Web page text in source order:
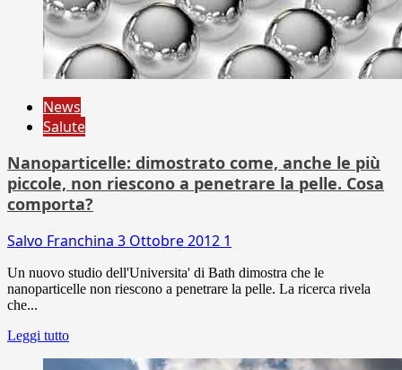
News
Salute
Nanoparticelle: dimostrato come, anche le più
piccole, non riescono a penetrare la pelle. Cosa
comporta?
Salvo Franchina 3 Ottobre 2012 1
Un nuovo studio dell'Universita' di Bath dimostra che le
nanoparticelle non riescono a penetrare la pelle. La ricerca rivela
che...
Leggi tutto